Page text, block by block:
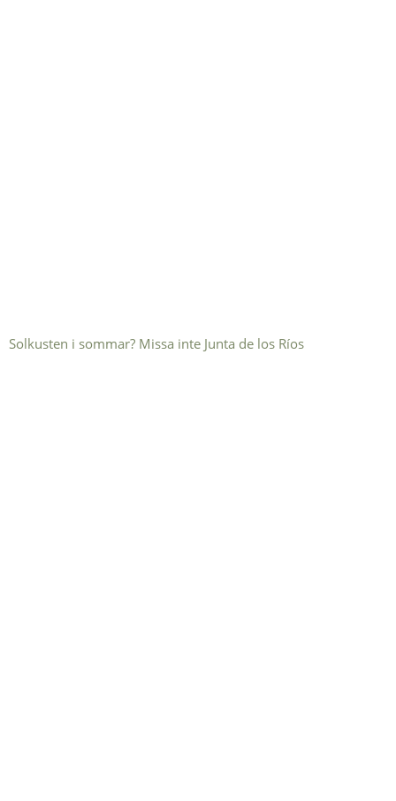
Solkusten i sommar? Missa inte Junta de los Ríos